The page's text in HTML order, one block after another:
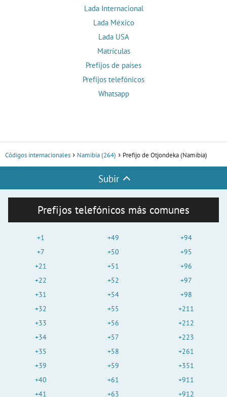
Lada Internacional
Lada México
Lada USA
Matrículas
Prefijos de países
Prefijos telefónicos
Whatsapp
Códigos internacionales Namibia (264) Prefijo de Otjondeka (Namibia)
Subir
Prefijos telefónicos más comunes
+1
+7
+21
+22
+31
+32
+33
+34
+35
+39
+40
+41
+49
+50
+51
+52
+54
+55
+56
+57
+58
+59
+61
+63
+94
+95
+96
+97
+98
+211
+212
+223
+261
+351
+911
+912